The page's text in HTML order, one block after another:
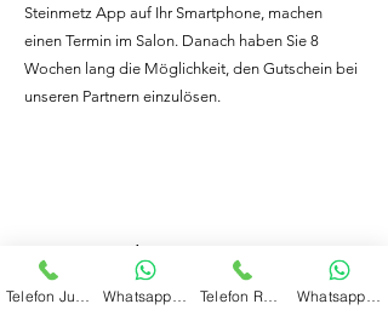
Steinmetz App auf Ihr Smartphone, machen
einen Termin im Salon. Danach haben Sie 8
Wochen lang die Möglichkeit, den Gutschein bei
unseren Partnern einzulösen.
...in Bearbeitung...
Telefon Reichelsheim